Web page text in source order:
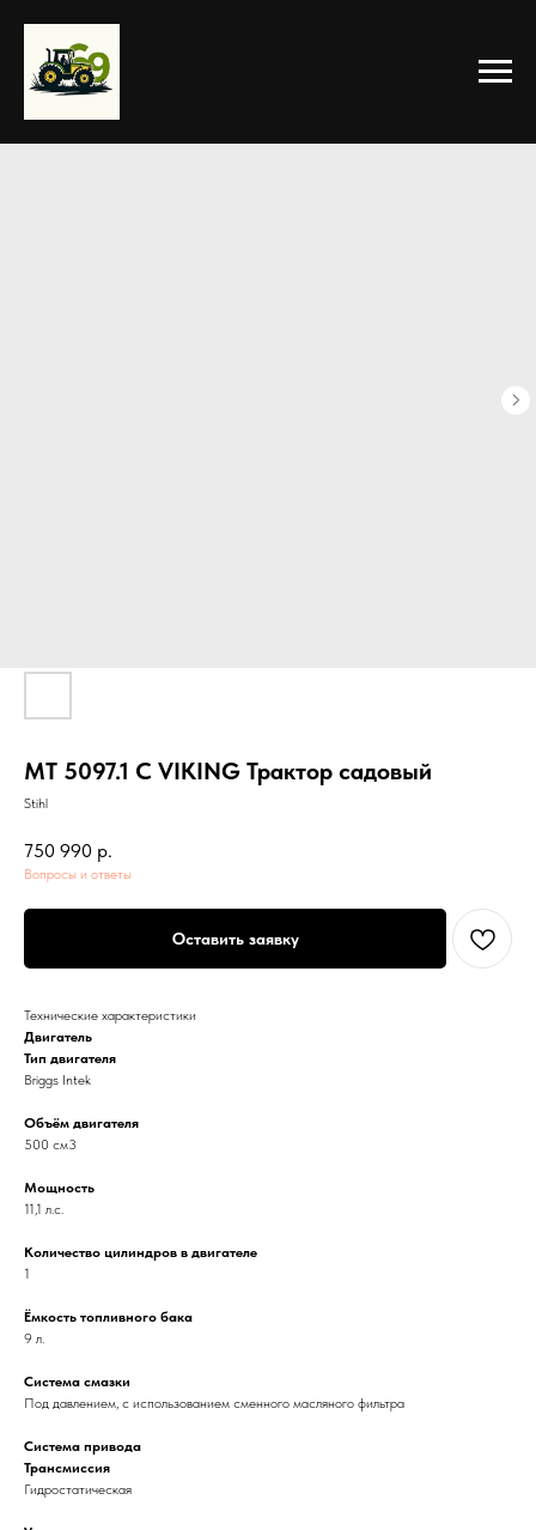
МТ 5097.1 С VIKING Трактор садовый
Stihl
750 990 р.
Вопросы и ответы
Оставить заявку
Технические характеристики
Двигатель
Тип двигателя
Briggs Intek
Объём двигателя
500 см3
Мощность
11,1 л.с.
Количество цилиндров в двигателе
1
Ёмкость топливного бака
9 л.
Система смазки
Под давлением, с использованием сменного масляного фильтра
Система привода
Трансмиссия
Гидростатическая